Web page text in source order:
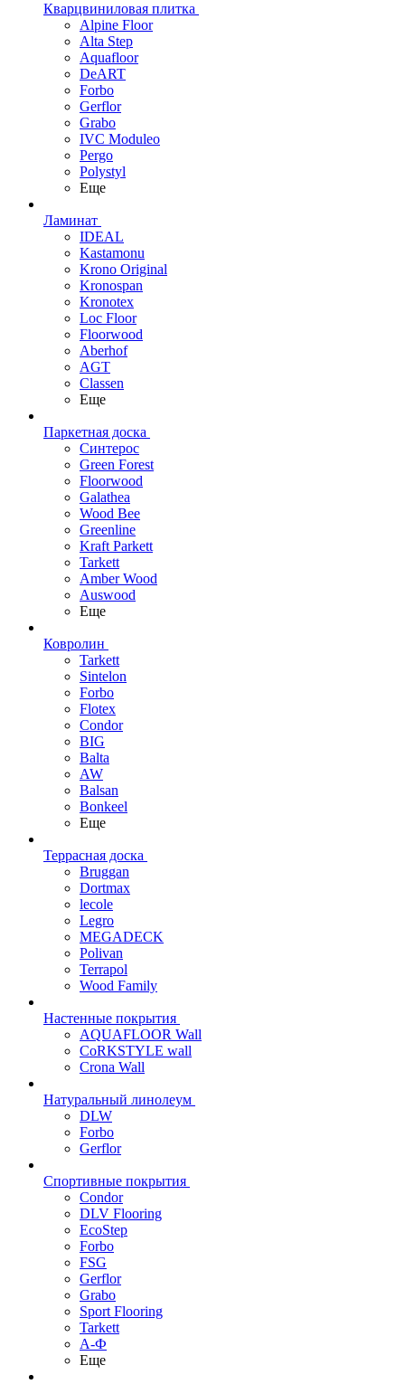
Кварцвиниловая плитка
Alpine Floor
Alta Step
Aquafloor
DeART
Forbo
Gerflor
Grabo
IVC Moduleo
Pergo
Polystyl
Еще
Ламинат
IDEAL
Kastamonu
Krono Original
Kronospan
Kronotex
Loc Floor
Floorwood
Aberhof
AGT
Classen
Еще
Паркетная доска
Синтерос
Green Forest
Floorwood
Galathea
Wood Bee
Greenline
Kraft Parkett
Tarkett
Amber Wood
Auswood
Еще
Ковролин
Tarkett
Sintelon
Forbo
Flotex
Condor
BIG
Balta
AW
Balsan
Bonkeel
Еще
Террасная доска
Bruggan
Dortmax
lecole
Legro
MEGADECK
Polivan
Terrapol
Wood Family
Настенные покрытия
AQUAFLOOR Wall
CoRKSTYLE wall
Crona Wall
Натуральный линолеум
DLW
Forbo
Gerflor
Спортивные покрытия
Condor
DLV Flooring
EcoStep
Forbo
FSG
Gerflor
Grabo
Sport Flooring
Tarkett
А-Ф
Еще